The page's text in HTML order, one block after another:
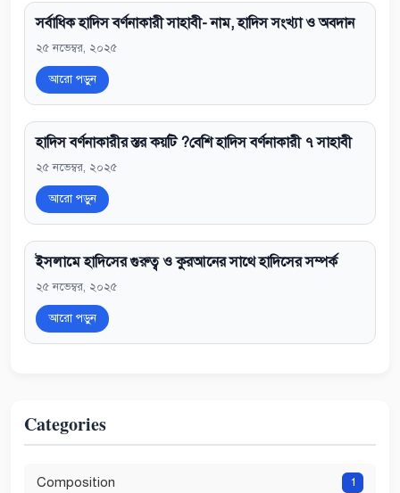
সর্বাধিক হাদিস বর্ণনাকারী সাহাবী- নাম, হাদিস সংখ্যা ও অবদান
২৫ নভেম্বর, ২০২৫
আরো পড়ুন
হাদিস বর্ণনাকারীর স্তর কয়টি ?বেশি হাদিস বর্ণনাকারী ৭ সাহাবী
২৫ নভেম্বর, ২০২৫
আরো পড়ুন
ইসলামে হাদিসের গুরুত্ব ও কুরআনের সাথে হাদিসের সম্পর্ক
২৫ নভেম্বর, ২০২৫
আরো পড়ুন
Categories
Composition 1